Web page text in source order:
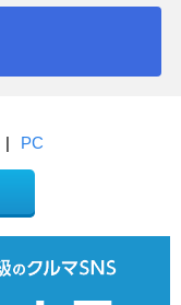
| PC